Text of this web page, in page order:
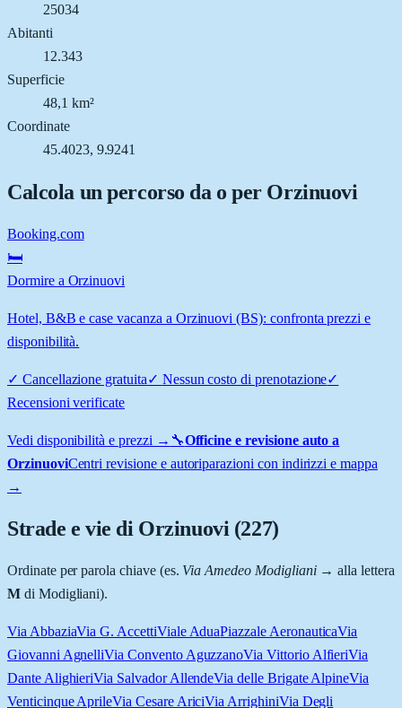
25034
Abitanti
12.343
Superficie
48,1 km²
Coordinate
45.4023, 9.9241
Calcola un percorso da o per Orzinuovi
Booking.com
🛏️
Dormire a Orzinuovi
Hotel, B&B e case vacanza a Orzinuovi (BS): confronta prezzi e
disponibilità.
✓ Cancellazione gratuita✓ Nessun costo di prenotazione✓
Recensioni verificate
Vedi disponibilità e prezzi → 🔧Officine e revisione auto a
OrzinuoviCentri revisione e autoriparazioni con indirizzi e mappa
→
Strade e vie di Orzinuovi (227)
Ordinate per parola chiave (es. Via Amedeo Modigliani→ alla lettera
Mdi Modigliani).
Via AbbaziaVia G. AccettiViale AduaPiazzale AeronauticaVia
Giovanni AgnelliVia Convento AguzzanoVia Vittorio AlfieriVia
Dante AlighieriVia Salvador AllendeVia delle Brigate AlpineVia
Venticinque AprileVia Cesare AriciVia ArrighiniVia Degli